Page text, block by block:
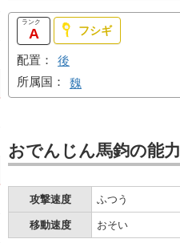
A フシギ
配置：
後
所属国：
魏
おでんじん馬鈞の能力
攻撃速度 ふつう
移動速度 おそい